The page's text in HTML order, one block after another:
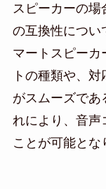
スピーカーの場
の互換性につい
マートスピーカ
トの種類や、
がスムーズであ
れにより、音声
ことが可能とな